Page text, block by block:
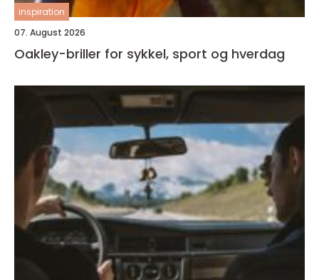
inspiration
07. August 2026
Oakley-briller for sykkel, sport og hverdag